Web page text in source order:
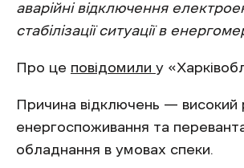
аварійні відключення
стабілізації ситуації в
Про це повідомили у
Причина відключень — високий
енергоспоживання та
обладнання в умовах спеки.